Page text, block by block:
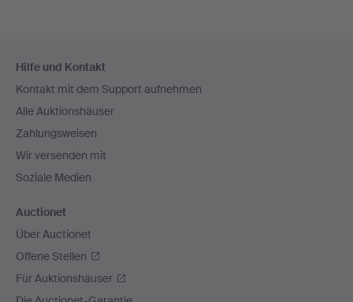
Navigation
Hilfe und Kontakt
Kontakt mit dem Support aufnehmen
Alle Auktionshäuser
Zahlungsweisen
Wir versenden mit
Soziale Medien
Auctionet
Über Auctionet
Offene Stellen
Für Auktionshäuser